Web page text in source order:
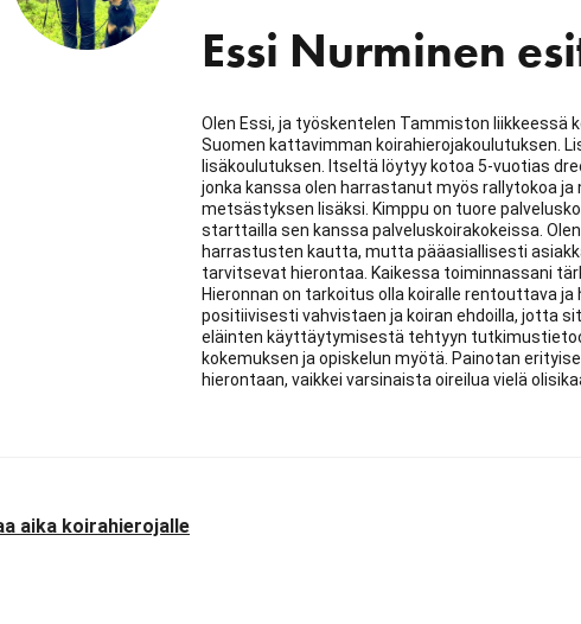
Essi Nurminen
Olen Essi, ja työskentelen Tammiston liikkeessä
Suomen kattavimman koirahierojakoulutuksen.
lisäkoulutuksen. Itseltä löytyy kotoa 5-vuotias
jonka kanssa olen harrastanut myös rallytokoa
metsästyksen lisäksi. Kimppu on tuore
starttailla sen kanssa palveluskoirakokeissa.
harrastusten kautta, mutta pääasiallisesti
tarvitsevat hierontaa. Kaikessa toiminnassani
Hieronnan on tarkoitus olla koiralle rentouttava
positiivisesti vahvistaen ja koiran ehdoilla, jotta
eläinten käyttäytymisestä tehtyyn
kokemuksen ja opiskelun myötä. Painotan
hierontaan, vaikkei varsinaista oireilua vielä
aika koirahierojalle